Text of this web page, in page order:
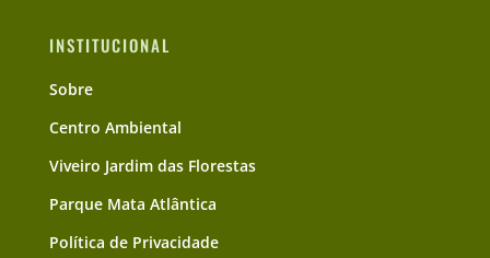
INSTITUCIONAL
Sobre
Centro Ambiental
Viveiro Jardim das Florestas
Parque Mata Atlântica
Política de Privacidade